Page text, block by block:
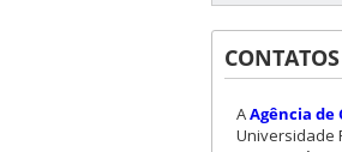
CONTATOS
AAgência de
Universidade